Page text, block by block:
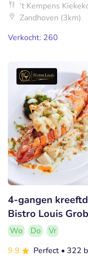
't Kempens
Zandhoven (3km)
Verkocht: 260
4-gangen
Bistro Louis
Wo Do
Vr
9.9
Perfect • 322